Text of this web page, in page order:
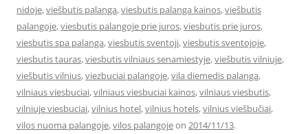
nidoje,viešbutis palanga,viesbutis palanga kainos,viešbutis
palangoje,viesbutis palangoje prie juros,viesbutis prie juros,
viesbutis spa palanga,viesbutis sventoji,viesbutis sventojoje,
viesbutis tauras,viesbutis vilniaus senamiestyje,viešbutis vilniuje,
viešbutis vilnius,viezbuciai palangoje,vila diemedis palanga,
vilniaus viesbuciai,vilniaus viesbuciai kainos,vilniaus viesbutis,
vilniuje viesbuciai,vilnius hotel,vilnius hotels,vilnius viešbučiai,
vilos nuoma palangoje,vilos palangojeon 2014/11/13.